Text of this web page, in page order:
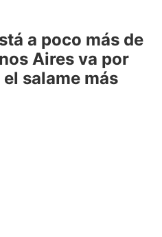
a poco más de
Aires va por
salame más